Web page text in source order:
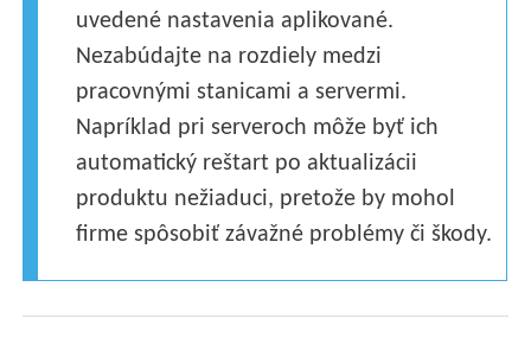
uvedené nastavenia aplikované.
Nezabúdajte na rozdiely medzi
pracovnými stanicami a servermi.
Napríklad pri serveroch môže byť ich
automatický reštart po aktualizácii
produktu nežiaduci, pretože by mohol
firme spôsobiť závažné problémy či škody.